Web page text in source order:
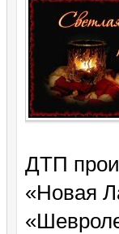
ДТП
«Новая